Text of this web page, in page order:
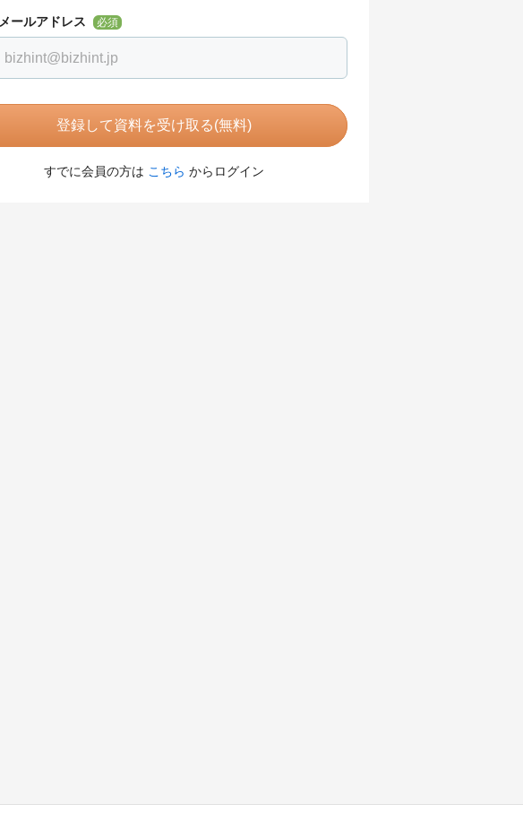
ールアドレス 必須
登録して資料を受け取る(無料)
すでに会員の方は こちら からログイン